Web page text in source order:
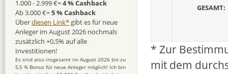
GESAMT:
* Zur
mit dem
1.000 - 2.999 €=4 % Cashback
Ab 3.000 €=5 % Cashback
Überdiesen Link* gibt es für neue
Anleger im August 2026 nochmals
zusätzlich +0,5% auf alle
Investitionen!
Es sind also insgesamt im August 2026 bis zu
5,5 % Bonus für neue Anleger möglich! Ich bin